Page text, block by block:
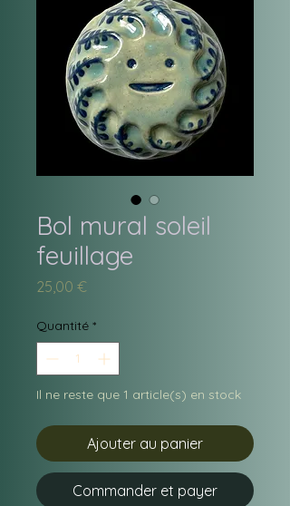
Bol mural soleil
feuillage
25,00 €Prix
Quantité *
Il ne reste que 1 article(s) en stock
Ajouter au panier
Commander et payer